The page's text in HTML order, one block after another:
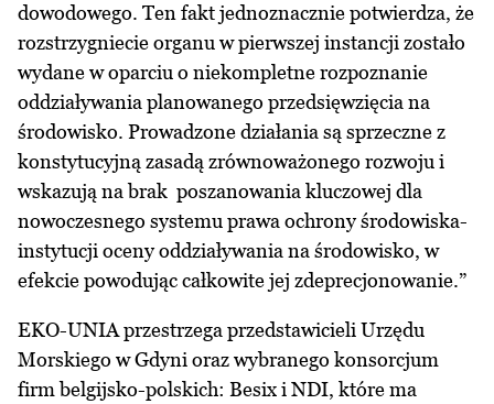
dowodowego. Ten fakt jednoznacznie potwierdza, że
rozstrzygniecie organu w pierwszej instancji zostało
wydane w oparciu o niekompletne rozpoznanie
oddziaływania planowanego przedsięwzięcia na
środowisko. Prowadzone działania są sprzeczne z
konstytucyjną zasadą zrównoważonego rozwoju i
wskazują na brak poszanowania kluczowej dla
nowoczesnego systemu prawa ochrony środowiska-
instytucji oceny oddziaływania na środowisko, w
efekcie powodując całkowite jej zdeprecjonowanie.”
EKO-UNIA przestrzega przedstawicieli Urzędu
Morskiego w Gdyni oraz wybranego konsorcjum
firm belgijsko-polskich: Besix i NDI, które ma